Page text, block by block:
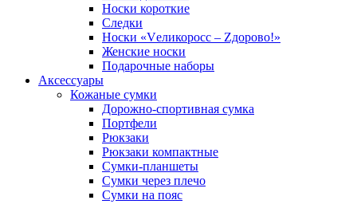
Носки короткие
Следки
Носки «Vеликоросс – Zдорово!»
Женские носки
Подарочные наборы
Аксессуары
Кожаные сумки
Дорожно-спортивная сумка
Портфели
Рюкзаки
Рюкзаки компактные
Сумки-планшеты
Сумки через плечо
Сумки на пояс